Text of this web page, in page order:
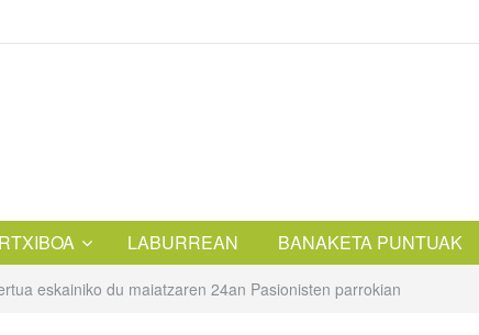
LABURREAN BANAKETA PUNTUAK
eskainiko du maiatzaren 24an Pasionisten parrokian